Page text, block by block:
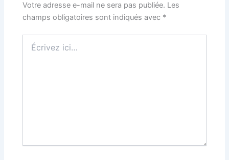
Votre adresse e-mail ne sera pas publiée. Les
champs obligatoires sont indiqués avec *
ici…